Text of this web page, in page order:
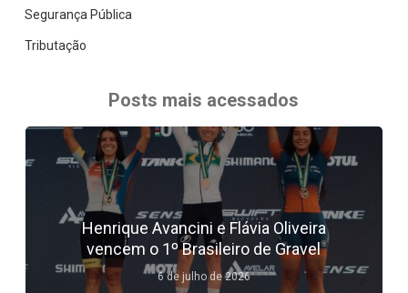
Segurança Pública
Tributação
Posts mais acessados
Henrique Avancini e Flávia Oliveira
vencem o 1º Brasileiro de Gravel
6 de julho de 2026